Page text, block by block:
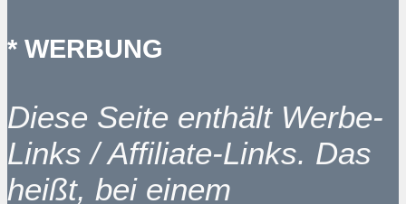
* WERBUNG
Diese Seite enthält Werbe-
Links / Affiliate-Links. Das
heißt, bei einem